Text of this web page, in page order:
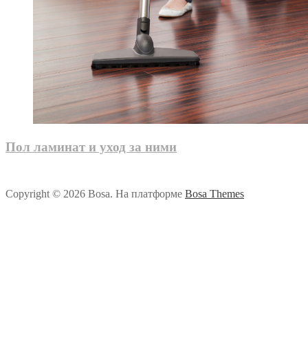
Пол ламинат и уход за ними
Copyright © 2026 Bosa. На платформе Bosa Themes